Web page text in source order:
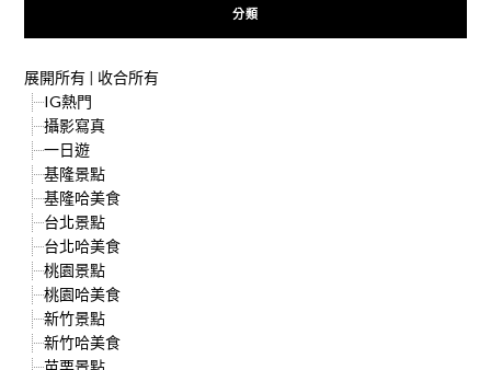
分類
展開所有| 收合所有
IG熱門
攝影寫真
一日遊
基隆景點
基隆哈美食
台北景點
台北哈美食
桃園景點
桃園哈美食
新竹景點
新竹哈美食
苗栗景點